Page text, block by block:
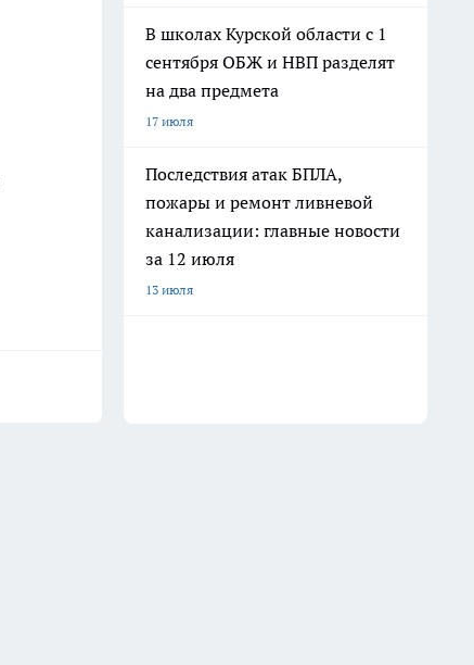
В школах Курской области с 1
сентября ОБЖ и НВП разделят
на два предмета
17 июля
Последствия атак БПЛА,
пожары и ремонт ливневой
канализации: главные новости
за 12 июля
13 июля